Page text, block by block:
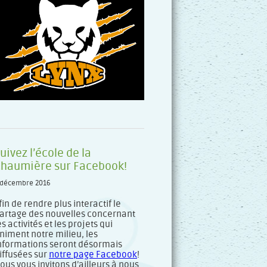
l’école de la
sur Facebook!
2016
de rendre plus interactif le
des nouvelles concernant
activités et les projets qui
notre milieu, les
seront désormais
sur notre page Facebook!